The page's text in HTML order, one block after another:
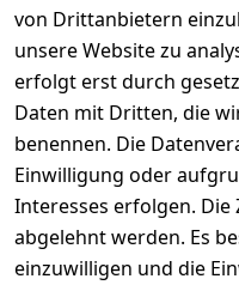
von Drittanbietern
unsere Website zu
erfolgt erst durch
Daten mit Dritten, die
benennen. Die
Einwilligung oder
Interesses erfolgen.
abgelehnt werden. Es
einzuwilligen und die
AGB
Impressum
Datenschutze
rklärung
Barrierefreihe
itserklärung
Widerrufsrec
ht
Kontakt
Kontakt
↺ 30 Tage
cht